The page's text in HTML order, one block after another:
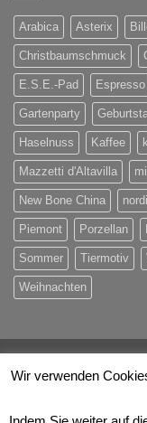
Arabica Asterix
Christbaumschmuck
E.S.E.-Pad Espresso
Gartenparty
Haselnuss Kaffee
Mazzetti d'Altavilla
New Bone China
Piemont Porzellan
Sommer Tiermotiv
Weihnachten
Visa
Wir verwenden